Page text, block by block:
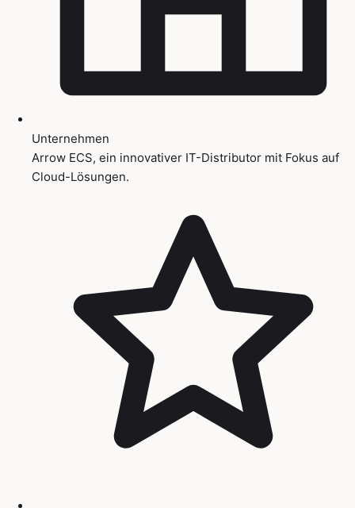
Unternehmen
Arrow ECS, ein innovativer IT-Distributor mit Fokus auf
Cloud-Lösungen.